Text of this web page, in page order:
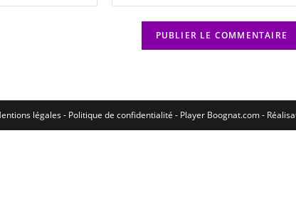
légales - Politique de confidentialité - Player Boognat.com-